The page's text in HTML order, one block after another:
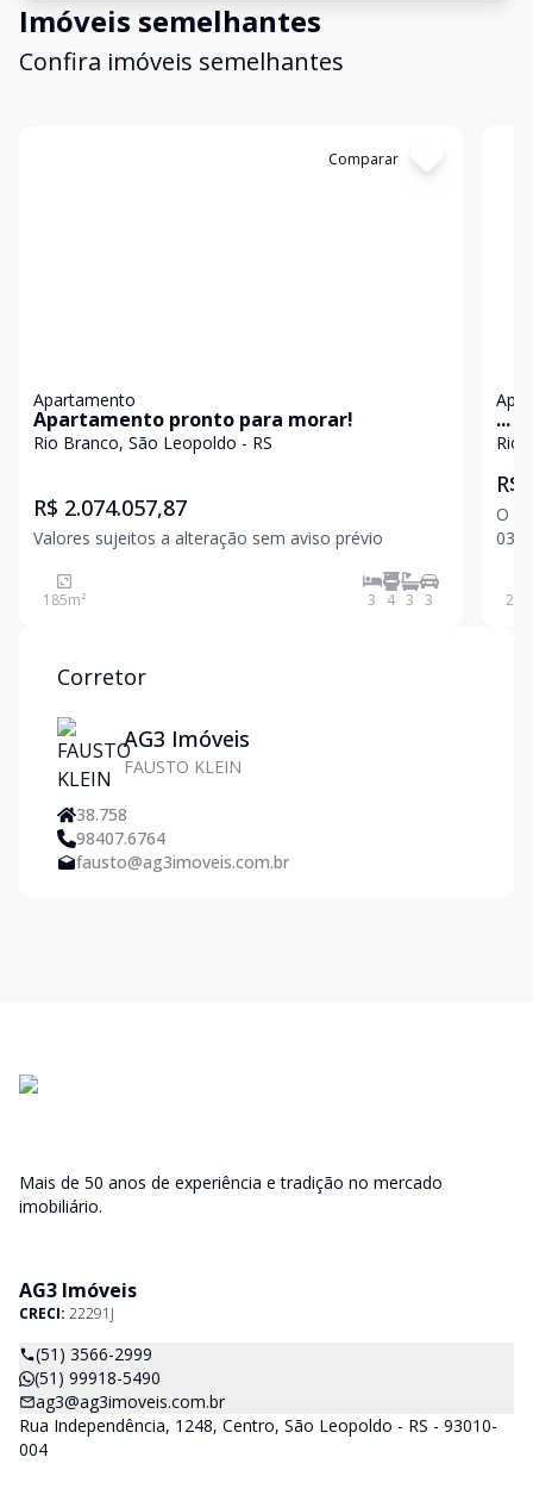
Imóveis semelhantes
Confira imóveis semelhantes
Comparar
Apartamento
Apartamento pronto para morar!
Rio Branco, São Leopoldo - RS
R$ 2.074.057,87
Valores sujeitos a alteração sem aviso prévio
185m² 3 4 3 3
...
Rio
R$
O
03
211
Corretor
AG3 Imóveis
FAUSTO KLEIN
38.758
98407.6764
fausto@ag3imoveis.com.br
Mais de 50 anos de experiência e tradição no mercado
imobiliário.
AG3 Imóveis
CRECI: 22291J
(51) 3566-2999
(51) 99918-5490
ag3@ag3imoveis.com.br
Rua Independência, 1248, Centro, São Leopoldo - RS - 93010-
004